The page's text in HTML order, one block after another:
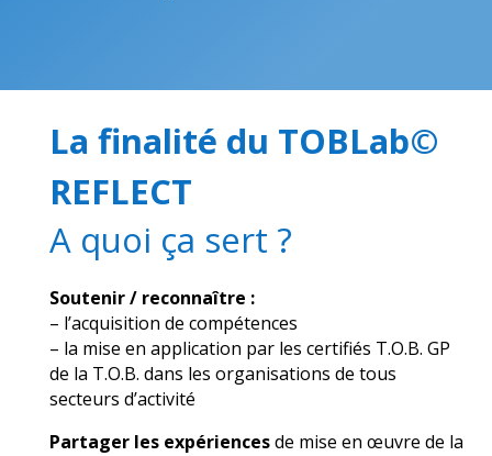
La finalité du TOBLab©
REFLECT
A quoi ça sert ?
Soutenir / reconnaître :
– l’acquisition de compétences
– la mise en application par les certifiés T.O.B. GP
de la T.O.B. dans les organisations de tous
secteurs d’activité
Partager les expériencesde mise en œuvre de la